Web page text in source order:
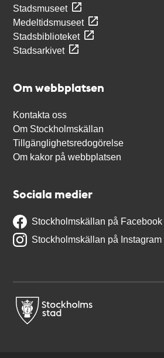
Stadsmuseet
Medeltidsmuseet
Stadsbiblioteket
Stadsarkivet
Om webbplatsen
Kontakta oss
Om Stockholmskällan
Tillgänglighetsredogörelse
Om kakor på webbplatsen
Sociala medier
Stockholmskällan på Facebook
Stockholmskällan på Instagram